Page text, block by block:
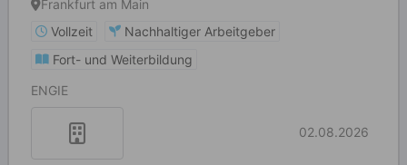
Frankfurt am Main
Vollzeit
Nachhaltiger Arbeitgeber
Fort- und Weiterbildung
ENGIE
02.08.2026